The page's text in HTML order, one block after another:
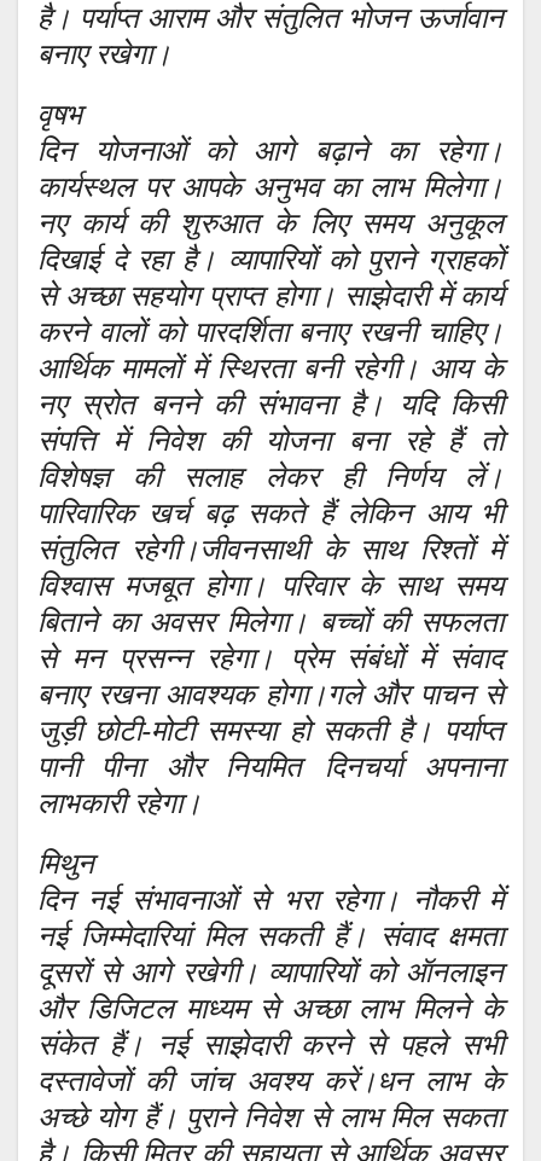
है। पर्याप्त आराम और संतुलित भोजन ऊर्जावान
बनाए रखेगा।
वृषभ
दिन योजनाओं को आगे बढ़ाने का रहेगा।
कार्यस्थल पर आपके अनुभव का लाभ मिलेगा।
नए कार्य की शुरुआत के लिए समय अनुकूल
दिखाई दे रहा है। व्यापारियों को पुराने ग्राहकों
से अच्छा सहयोग प्राप्त होगा। साझेदारी में कार्य
करने वालों को पारदर्शिता बनाए रखनी चाहिए।
आर्थिक मामलों में स्थिरता बनी रहेगी। आय के
नए स्रोत बनने की संभावना है। यदि किसी
संपत्ति में निवेश की योजना बना रहे हैं तो
विशेषज्ञ की सलाह लेकर ही निर्णय लें।
पारिवारिक खर्च बढ़ सकते हैं लेकिन आय भी
संतुलित रहेगी।जीवनसाथी के साथ रिश्तों में
विश्वास मजबूत होगा। परिवार के साथ समय
बिताने का अवसर मिलेगा। बच्चों की सफलता
से मन प्रसन्न रहेगा। प्रेम संबंधों में संवाद
बनाए रखना आवश्यक होगा।गले और पाचन से
जुड़ी छोटी-मोटी समस्या हो सकती है। पर्याप्त
पानी पीना और नियमित दिनचर्या अपनाना
लाभकारी रहेगा।
मिथुन
दिन नई संभावनाओं से भरा रहेगा। नौकरी में
नई जिम्मेदारियां मिल सकती हैं। संवाद क्षमता
दूसरों से आगे रखेगी। व्यापारियों को ऑनलाइन
और डिजिटल माध्यम से अच्छा लाभ मिलने के
संकेत हैं। नई साझेदारी करने से पहले सभी
दस्तावेजों की जांच अवश्य करें।धन लाभ के
अच्छे योग हैं। पुराने निवेश से लाभ मिल सकता
है। किसी मित्र की सहायता से आर्थिक अवसर